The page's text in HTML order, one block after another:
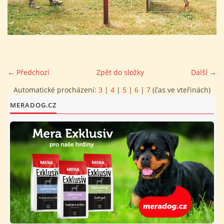
FOTOALBUM
AVZO TSČ ČR CHRUDIM P.S.
VÝBOR KK
← Předchozí Další →
Zpět do složky
Automatické procházení: 3 | 4 | 5 | 6 | 7 (čas ve vteřinách)
MERADOG.CZ